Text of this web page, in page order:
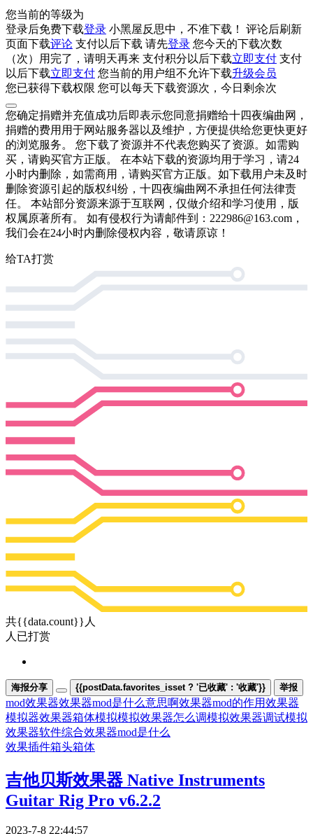
您当前的等级为
登录后免费下载登录 小黑屋反思中，不准下载！ 评论后刷新
页面下载评论 支付以后下载 请先登录 您今天的下载次数
（次）用完了，请明天再来 支付积分 以后下载立即支付 支付
以后下载立即支付 您当前的用户组不允许下载升级会员
您已获得下载权限 您可以每天下载资源次，今日剩余次
您确定捐赠并充值成功后即表示您同意捐赠给十四夜编曲网，
捐赠的费用用于网站服务器以及维护，方便提供给您更快更好
的浏览服务。 您下载了资源并不代表您购买了资源。如需购
买，请购买官方正版。 在本站下载的资源均用于学习，请24
小时内删除，如需商用，请购买官方正版。如下载用户未及时
删除资源引起的版权纠纷，十四夜编曲网不承担任何法律责
任。 本站部分资源来源于互联网，仅做介绍和学习使用，版
权属原著所有。 如有侵权行为请邮件到：222986@163.com，
我们会在24小时内删除侵权内容，敬请原谅！
给TA打赏
共{{data.count}}人
人已打赏
海报分享 {{postData.favorites_isset ? '已收藏' : '收藏'}} 举报
mod效果器效果器mod是什么意思啊效果器mod的作用效果器
模拟器效果器箱体模拟模拟效果器怎么调模拟效果器调试模拟
效果器软件综合效果器mod是什么
效果插件箱头箱体
吉他贝斯效果器 Native Instruments
Guitar Rig Pro v6.2.2
2023-7-8 22:44:57